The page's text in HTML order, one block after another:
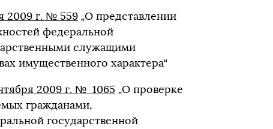
2009 г. № 559 „О представлении
федеральной
служащими
имущественного характера“
2009 г. № 1065 „О проверке
гражданами,
государственной